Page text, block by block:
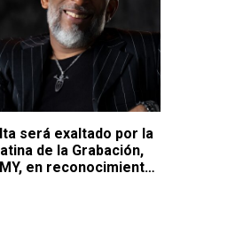
será exaltado por la
de la Grabación,
en reconocimiento